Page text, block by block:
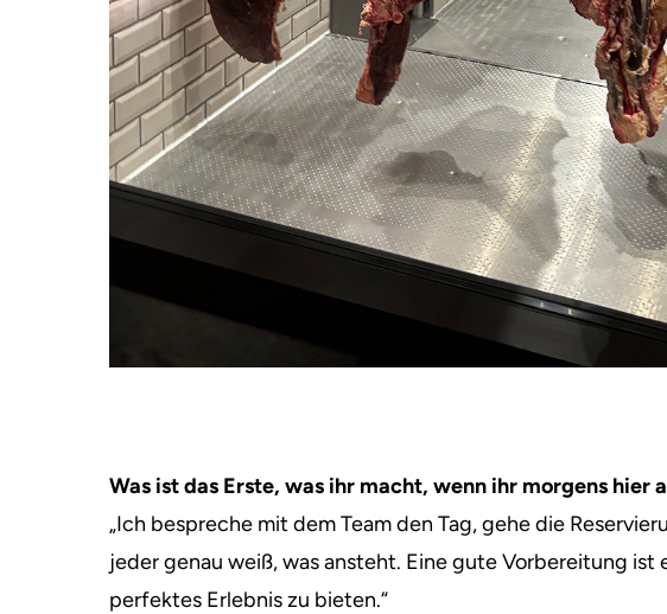
Was ist das Erste, was ihr macht, wenn ihr morgens hier
„Ich bespreche mit dem Team den Tag, gehe die
jeder genau weiß, was ansteht. Eine gute Vorbereitung ist
perfektes Erlebnis zu bieten.“